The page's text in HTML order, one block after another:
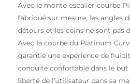
Avec le monte-escalier courbe
fabriqué sur mesure, les angles
détours et les coins ne sont pas
Avec la courbe du Platinum
garantie une expérience de
conduite confortable dans le but
liberté de l’utilisateur dans sa